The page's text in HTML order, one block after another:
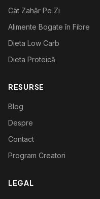
Cât Zahăr Pe Zi
Alimente Bogate în Fibre
Dieta Low Carb
Dieta Proteică
RESURSE
Blog
Despre
Contact
Program Creatori
LEGAL